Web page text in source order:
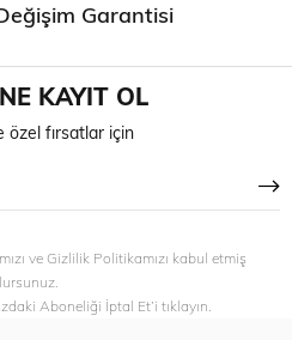
Garantisi
KAYIT OL
özel fırsatlar için
ve Gizlilik Politikamızı kabul etmiş
Aboneliği İptal Et’i tıklayın.